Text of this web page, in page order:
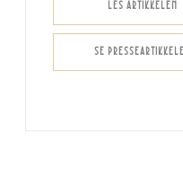
LES ARTIKKELEN
SE